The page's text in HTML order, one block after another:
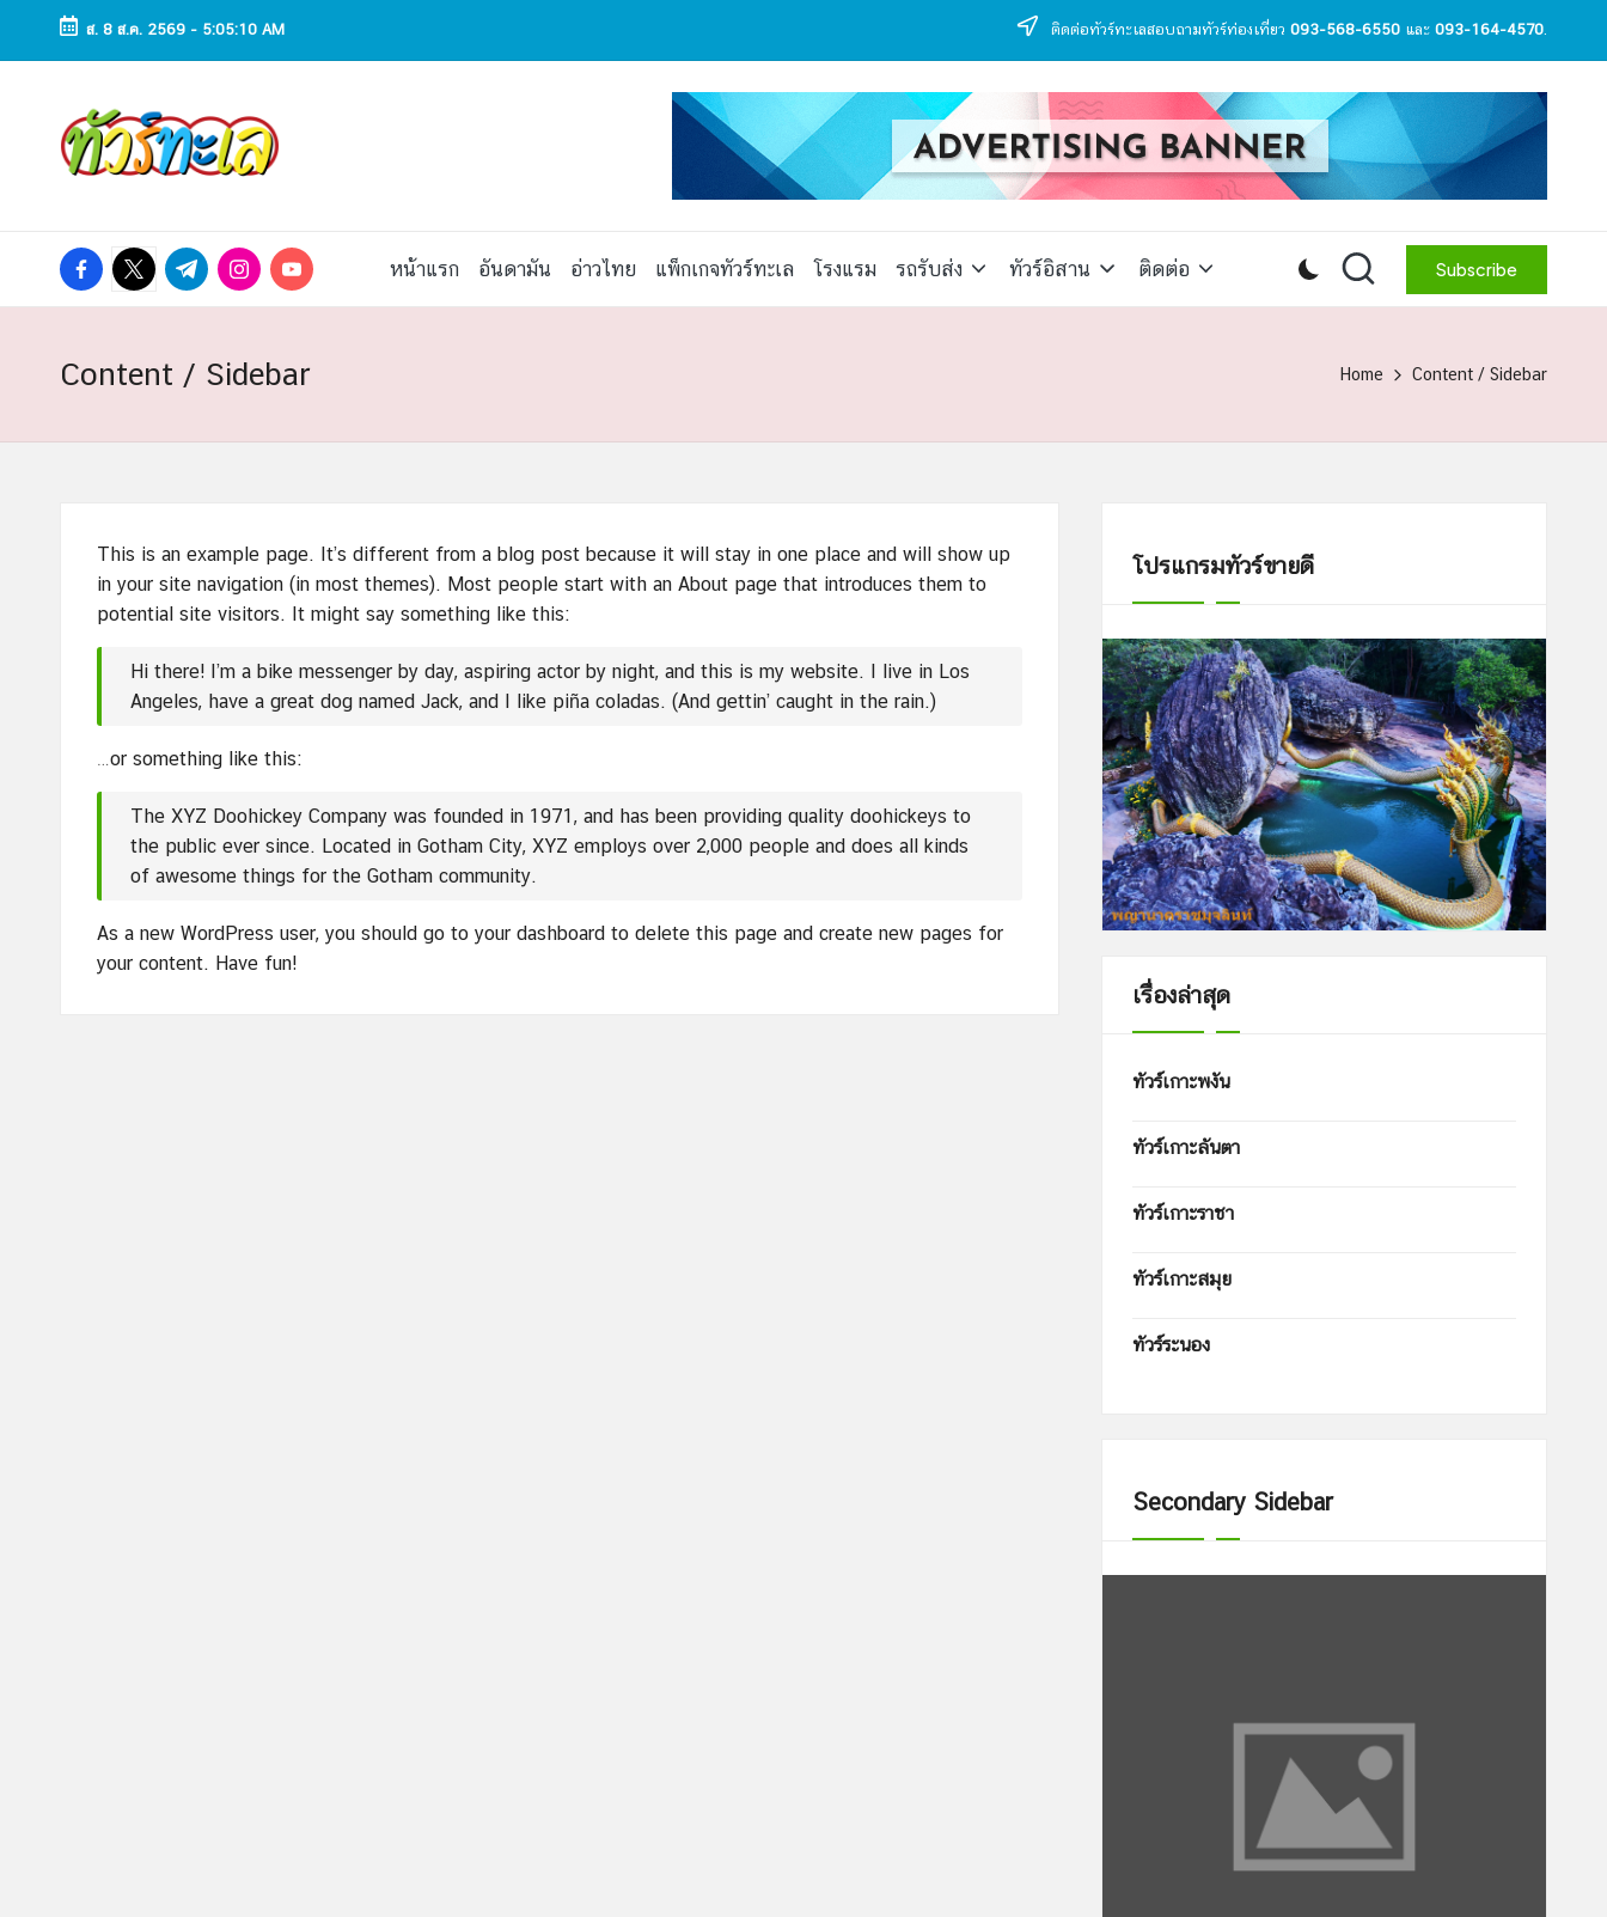
Skip
ส. 8 ส.ค. 2569 - 5:05:11 AM ติดต่อทัวร์ทะเลสอบถามทัวร์ท่องเที่ยว 093-568-6550 และ 093-164-4570.
ทั
ว
ท
เ
ล
ทัวร์
ทะเล
ราคา
แพ็ก
ทะเล
ทั่ว
facebook.com
twitter.com
t.me instagram.com
youtube.com หน้าแรก อันดามัน อ่าวไทย แพ็กเกจทัวร์ทะเล โรงแรม รถรับส่ง ทัวร์อิสาน ติดต่อ Subscribe
Content / Sidebar Home Content / Sidebar
This is an example page. It’s different from a blog post because it will stay in one place and will show up
in your site navigation (in most themes). Most people start with an About page that introduces them to
potential site visitors. It might say something like this:
Hi there! I’m a bike messenger by day, aspiring actor by night, and this is my website. I live in Los
Angeles, have a great dog named Jack, and I like piña coladas. (And gettin’ caught in the rain.)
…or something like this:
The XYZ Doohickey Company was founded in 1971, and has been providing quality doohickeys to
the public ever since. Located in Gotham City, XYZ employs over 2,000 people and does all kinds
of awesome things for the Gotham community.
As a new WordPress user, you should go to your dashboard to delete this page and create new pages for
your content. Have fun!
โปรแกรมทัวร์ขายดี
เรื่องล่าสุด
ทัวร์เกาะพงัน
ทัวร์เกาะลันตา
ทัวร์เกาะราชา
ทัวร์เกาะสมุย
ทัวร์ระนอง
Secondary Sidebar